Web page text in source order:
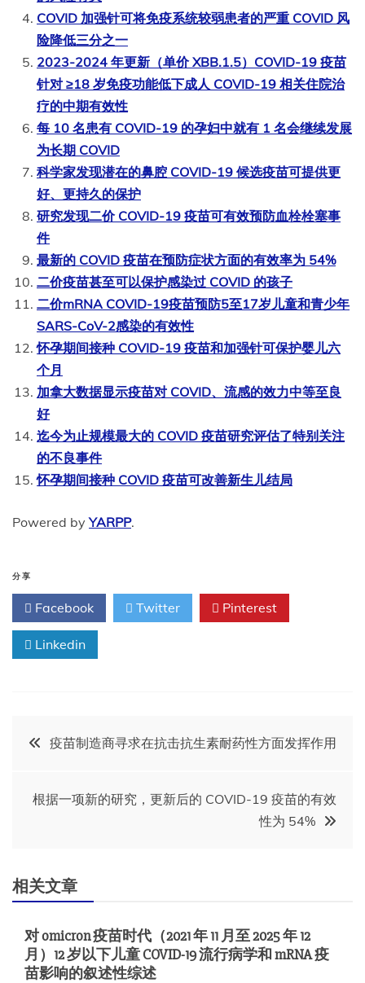
COVID 加强针可将免疫系统较弱患者的严重 COVID 风
险降低三分之一
2023-2024 年更新（单价 XBB.1.5）COVID-19 疫苗
针对 ≥18 岁免疫功能低下成人 COVID-19 相关住院治
疗的中期有效性
每 10 名患有 COVID-19 的孕妇中就有 1 名会继续发展
为长期 COVID
科学家发现潜在的鼻腔 COVID-19 候选疫苗可提供更
好、更持久的保护
研究发现二价 COVID-19 疫苗可有效预防血栓栓塞事
件
最新的 COVID 疫苗在预防症状方面的有效率为 54%
二价疫苗甚至可以保护感染过 COVID 的孩子
二价mRNA COVID-19疫苗预防5至17岁儿童和青少年
SARS-CoV-2感染的有效性
怀孕期间接种 COVID-19 疫苗和加强针可保护婴儿六
个月
加拿大数据显示疫苗对 COVID、流感的效力中等至良
好
迄今为止规模最大的 COVID 疫苗研究评估了特别关注
的不良事件
怀孕期间接种 COVID 疫苗可改善新生儿结局
Powered byYARPP.
分享
Facebook Twitter Pinterest
Linkedin
文
航
疫苗制造商寻求在抗击抗生素耐药性方面发挥作用
根据一项新的研究，更新后的 COVID-19 疫苗的有效
性为 54%
相关文章
对 omicron 疫苗时代（2021 年 11 月至 2025 年 12
月）12 岁以下儿童 COVID-19 流行病学和 mRNA 疫
苗影响的叙述性综述